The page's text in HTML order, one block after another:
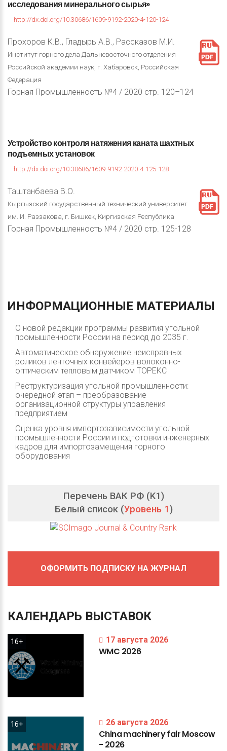
исследованияминеральногосырья»
http://dx.doi.org/10.30686/1609-9192-2020-4-120-124
Прохоров К.В., Гладырь А.В., Рассказов М.И.
Институт горного дела Дальневосточного отделения
Российской академии наук, г. Хабаровск, Российская
Федерация
Горная Промышленность №4 / 2020 стр. 120–124
Устройствоконтролянатяженияканаташахтных
подъемныхустановок
http://dx.doi.org/10.30686/1609-9192-2020-4-125-128
Таштанбаева В.О.
Кыргызский государственный технический университет
им. И. Раззакова, г. Бишкек, Киргизская Республика
Горная Промышленность №4 / 2020 стр. 125-128
ИНФОРМАЦИОННЫЕ МАТЕРИАЛЫ
О новой редакции программы развития угольной
промышленности России на период до 2035 г.
Автоматическое обнаружение неисправных
роликов ленточных конвейеров волоконно-
оптическим тепловым датчиком ТОРЕКС
Реструктуризация угольной промышленности:
очередной этап – преобразование
организационной структуры управления
предприятием
Оценка уровня импортозависимости угольной
промышленности России и подготовки инженерных
кадров для импортозамещения горного
оборудования
Перечень ВАК РФ (K1)
Белый список (Уровень 1)
ОФОРМИТЬ ПОДПИСКУ НА ЖУРНАЛ
КАЛЕНДАРЬ ВЫСТАВОК
16+ 17 августа 2026
WMC 2026
16+ 26 августа 2026
ChinamachineryfairMoscow
- 2026